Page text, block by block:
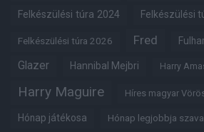
Felkészülési túra 2024 Felkészülési
Felkészülési túra 2026 Fred
Glazer Hannibal Mejbri Harry
Harry Maguire Híres magyar
Hónap játékosa Hónap legjobbja